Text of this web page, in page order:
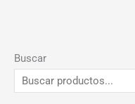
Buscar